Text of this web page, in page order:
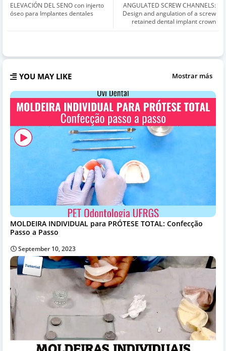
ANGULATED SCREW CHANNELS:
Design and angulation of a screw
retained dental implant crown
ELEVACIÓN DEL SENO con injerto
óseo para Implantes dentales
YOU MAY LIKE Mostrar más
MOLDEIRA INDIVIDUAL para PRÓTESE TOTAL: Confecção
Passo a Passo
September 10, 2023